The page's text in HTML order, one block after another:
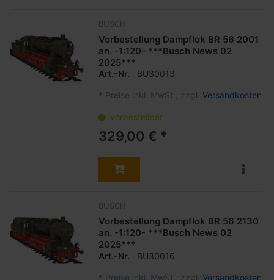
BUSCH
Vorbestellung Dampflok BR 56 2001
an. -1:120- ***Busch News 02
2025***
Art.-Nr. BU30013
* Preise inkl. MwSt., zzgl. Versandkosten
vorbestellbar
329,00 € *
BUSCH
Vorbestellung Dampflok BR 56 2130
an. -1:120- ***Busch News 02
2025***
Art.-Nr. BU30016
* Preise inkl. MwSt., zzgl. Versandkosten